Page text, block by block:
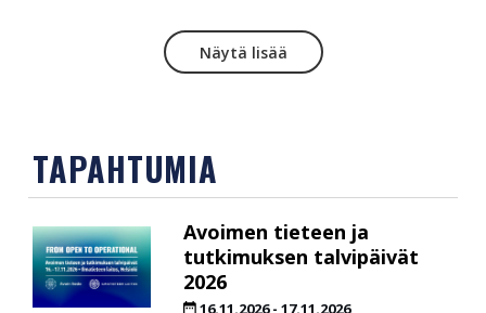
Näytä lisää
TAPAHTUMIA
Avoimen tieteen ja
tutkimuksen talvipäivät
2026
16.11.2026-17.11.2026